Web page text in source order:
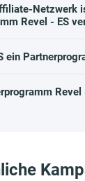
Netzwerk
Revel - ES
ein
Revel